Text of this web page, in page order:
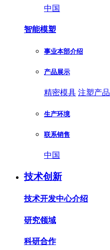
中国
智能模塑
事业本部介绍
产品展示
精密模具 注塑产品
生产环境
联系销售
中国
技术创新
技术开发中心介绍
研究领域
科研合作